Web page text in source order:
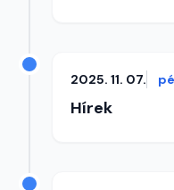
2025. 11. 07.
Hírek